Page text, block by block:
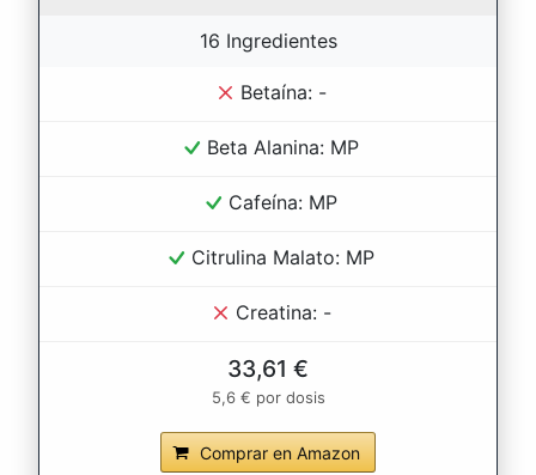
16 Ingredientes
Betaína: -
Beta Alanina: MP
Cafeína: MP
Citrulina Malato: MP
Creatina: -
33,61 €
5,6 € por dosis
Comprar en Amazon